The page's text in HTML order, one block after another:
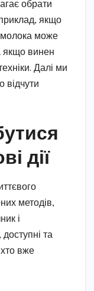
обрати
якщо
молока може
якщо винен
Далі ми
відчути
дії
методів,
і
та
хто вже